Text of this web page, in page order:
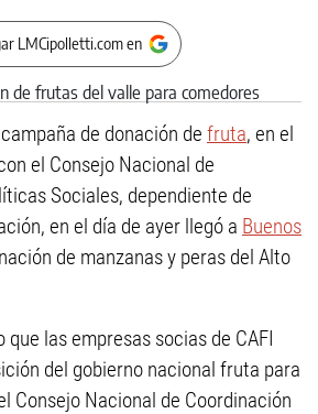
LMCipolletti.com en
de donación de fruta, en el
el Consejo Nacional de
Sociales, dependiente de
en el día de ayer llegó a Buenos
de manzanas y peras del Alto
las empresas socias de CAFI
del gobierno nacional fruta para
Consejo Nacional de Coordinación